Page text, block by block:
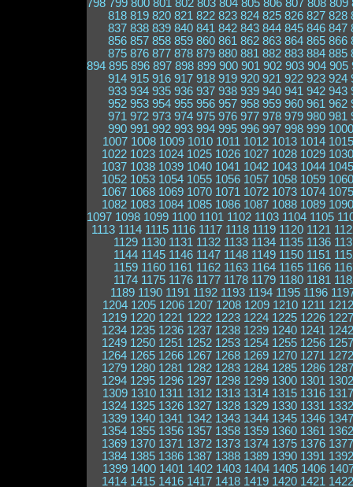
798 799 800 801 802 803 804 805 806 807 808 809
818 819 820 821 822 823 824 825 826 827 828
837 838 839 840 841 842 843 844 845 846 847
856 857 858 859 860 861 862 863 864 865 866
875 876 877 878 879 880 881 882 883 884 885
894 895 896 897 898 899 900 901 902 903 904 905
914 915 916 917 918 919 920 921 922 923 924
933 934 935 936 937 938 939 940 941 942 943
952 953 954 955 956 957 958 959 960 961 962
971 972 973 974 975 976 977 978 979 980 981
990 991 992 993 994 995 996 997 998 999 1000
1007 1008 1009 1010 1011 1012 1013 1014 1015
1022 1023 1024 1025 1026 1027 1028 1029 1030
1037 1038 1039 1040 1041 1042 1043 1044 1045
1052 1053 1054 1055 1056 1057 1058 1059 1060
1067 1068 1069 1070 1071 1072 1073 1074 1075
1082 1083 1084 1085 1086 1087 1088 1089 1090
1097 1098 1099 1100 1101 1102 1103 1104 1105
1113 1114 1115 1116 1117 1118 1119 1120 1121
1129 1130 1131 1132 1133 1134 1135 1136
1144 1145 1146 1147 1148 1149 1150 1151
1159 1160 1161 1162 1163 1164 1165 1166
1174 1175 1176 1177 1178 1179 1180 1181
1189 1190 1191 1192 1193 1194 1195 1196
1204 1205 1206 1207 1208 1209 1210 1211 1212
1219 1220 1221 1222 1223 1224 1225 1226 1227
1234 1235 1236 1237 1238 1239 1240 1241 1242
1249 1250 1251 1252 1253 1254 1255 1256 1257
1264 1265 1266 1267 1268 1269 1270 1271 1272
1279 1280 1281 1282 1283 1284 1285 1286 1287
1294 1295 1296 1297 1298 1299 1300 1301 1302
1309 1310 1311 1312 1313 1314 1315 1316 1317
1324 1325 1326 1327 1328 1329 1330 1331 1332
1339 1340 1341 1342 1343 1344 1345 1346 1347
1354 1355 1356 1357 1358 1359 1360 1361 1362
1369 1370 1371 1372 1373 1374 1375 1376 1377
1384 1385 1386 1387 1388 1389 1390 1391 1392
1399 1400 1401 1402 1403 1404 1405 1406
1414 1415 1416 1417 1418 1419 1420 1421 1422